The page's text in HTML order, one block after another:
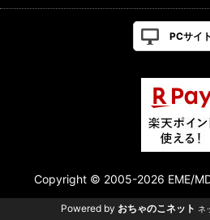
PCサイト
Copyright © 2005-2026 EME/
Powered by おちゃのこネット ネ